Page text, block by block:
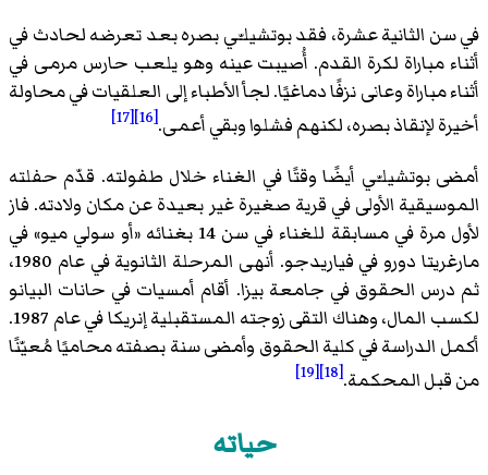
في سن الثانية عشرة، فقد بوتشيلـّي بصره بعد تعرضه لحادث في
أثناء مباراة لكرة القدم. أُصيبت عينه وهو يلعب حارس مرمى في
أثناء مباراة وعانى نزفًا دماغيًا. لجأ الأطباء إلى العلقيات في محاولة
أخيرة لإنقاذ بصره، لكنهم فشلوا وبقي أعمى.[16]
[17]
أمضى بوتشيلـّي أيضًا وقتًا في الغناء خلال طفولته. قدّم حفلته
الموسيقية الأولى في قرية صغيرة غير بعيدة عن مكان ولادته. فاز
لأول مرة في مسابقة للغناء في سن 14 بغنائه «أو سولي ميو» في
مارغريتا دورو في فياريدجو. أنهى المرحلة الثانوية في عام 1980،
ثم درس الحقوق في جامعة بيزا. أقام أمسيات في حانات البيانو
لكسب المال، وهناك التقى زوجته المستقبلية إنريكا في عام 1987.
أكمل الدراسة في كلية الحقوق وأمضى سنة بصفته محاميًا مُعيّنًا
من قبل المحكمة.[18]
[19]
حياته